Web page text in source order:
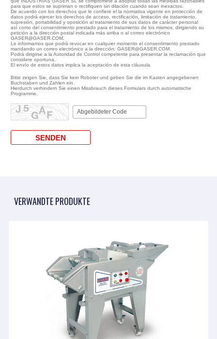
para que estos se supriman o rectifiquen sin dilación cuando sean inexactos.
De acuerdo con los derechos que le confiere el la normativa vigente en protección de
datos podrá ejercer los derechos de acceso, rectificación, limitación de tratamiento,
supresión, portabilidad y oposición al tratamiento de sus datos de carácter personal
así como del consentimiento prestado para el tratamiento de los mismos, dirigiendo su
petición a la dirección postal indicada más arriba o al correo electrónico
GASER@GASER.COM.
Le informamos que podrá revocar en cualquier momento el consentimiento prestado
mandando un correo electrónico a la dirección: GASER@GASER.COM.
Podrá dirigirse a la Autoridad de Control competente para presentar la reclamación que
considere oportuna.
El envío de estos datos implica la aceptación de esta cláusula.
Bitte zeigen Sie, dass Sie kein Roboter und geben Sie die im Kasten angegebenen
Buchstaben und Zahlen ein.
Hierdurch verhindern Sie einen Missbrauch dieses Formulars durch automatische
Programme.
VERWANDTE PRODUKTE